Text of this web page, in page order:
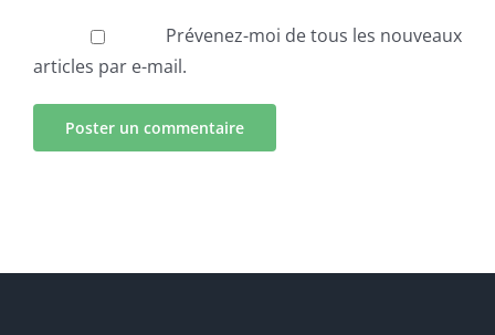
Prévenez-moi de tous les nouveaux
articles par e-mail.